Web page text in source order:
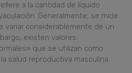
a la cantidad de líquido
Generalmente, se mide
variar considerablemente de un
existen valores
que se utilizan como
salud reproductiva masculina.